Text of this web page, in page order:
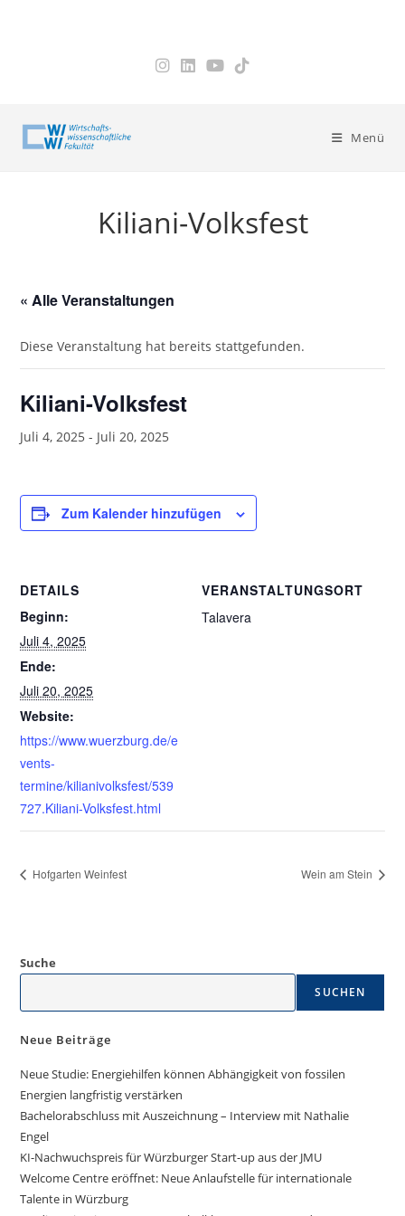
Menü
Kiliani-Volksfest
« Alle Veranstaltungen
Diese Veranstaltung hat bereits stattgefunden.
Kiliani-Volksfest
Juli 4, 2025 - Juli 20, 2025
Zum Kalender hinzufügen
DETAILS
Beginn:
Juli 4, 2025
Ende:
Juli 20, 2025
Website:
https://www.wuerzburg.de/e
vents-
termine/kilianivolksfest/539
727.Kiliani-Volksfest.html
VERANSTALTUNGSORT
Talavera
Hofgarten Weinfest Wein am Stein
Suche
SUCHEN
Neue Beiträge
Neue Studie: Energiehilfen können Abhängigkeit von fossilen
Energien langfristig verstärken
Bachelorabschluss mit Auszeichnung – Interview mit Nathalie
Engel
KI-Nachwuchspreis für Würzburger Start-up aus der JMU
Welcome Centre eröffnet: Neue Anlaufstelle für internationale
Talente in Würzburg